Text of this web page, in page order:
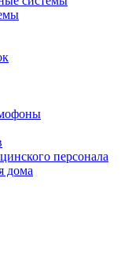
персонала
дома